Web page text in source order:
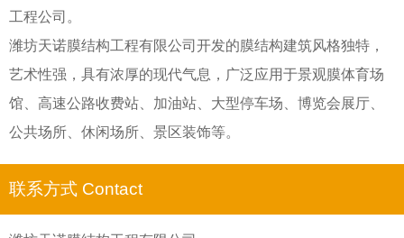
工程公司。
潍坊天诺膜结构工程有限公司开发的膜结构建筑风格独特，
艺术性强，具有浓厚的现代气息，广泛应用于景观膜体育场
馆、高速公路收费站、加油站、大型停车场、博览会展厅、
公共场所、休闲场所、景区装饰等。
联系方式 Contact